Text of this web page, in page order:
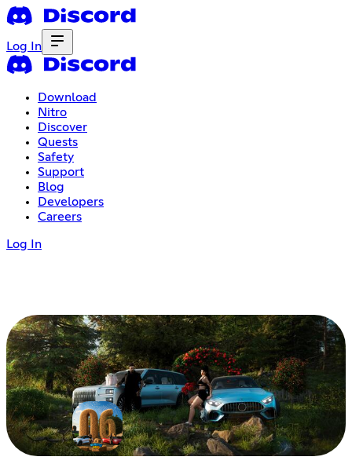
Log In
Download
Nitro
Discover
Quests
Safety
Support
Blog
Developers
Careers
Log In